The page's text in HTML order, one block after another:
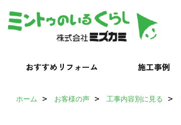
おすすめリフォーム 施工事例
ホーム お客様の声 工事内容別に見る